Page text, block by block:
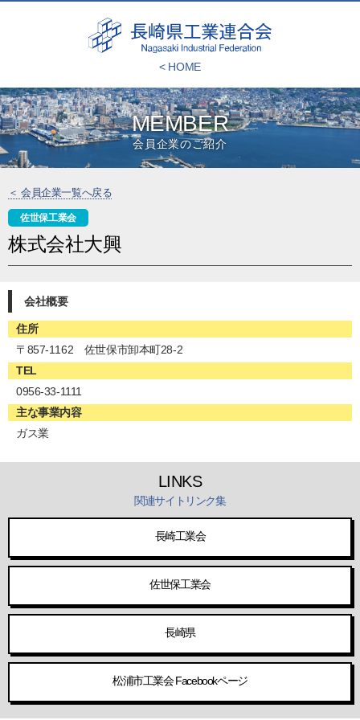
< HOME
MEMBER
会員企業のご紹介
＜ 会員企業一覧へ戻る
佐世保工業会
株式会社大興
会社概要
住所
〒857-1162 佐世保市卸本町28-2
TEL
0956-33-1111
主な事業内容
ガス業
LINKS
関連サイトリンク集
長崎工業会
佐世保工業会
長崎県
松浦市工業会 Facebookページ